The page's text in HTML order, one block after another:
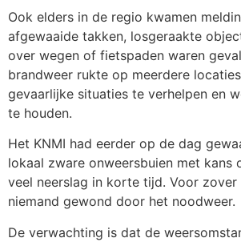
Ook elders in de regio kwamen
afgewaaide takken, losgeraakte
over wegen of fietspaden waren
brandweer rukte op meerdere
gevaarlijke situaties te verhelpen en
te houden.
Het KNMI had eerder op de dag
lokaal zware onweersbuien met kans
veel neerslag in korte tijd. Voor
niemand gewond door het noodweer.
De verwachting is dat de